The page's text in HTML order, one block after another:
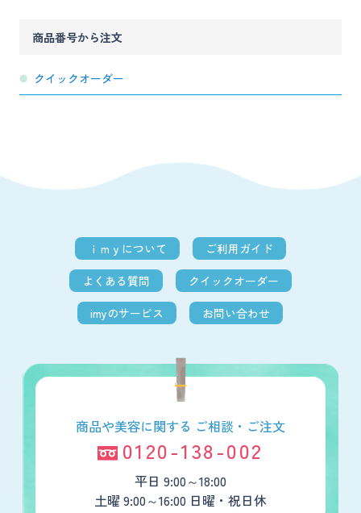
商品番号から注文
クイックオーダー
ｉｍｙについて ご利用ガイド
よくある質問 クイックオーダー
imyのサービス お問い合わせ
商品や美容に関する ご相談・ご注文
0120-138-002
平日 9:00～18:00
土曜 9:00～16:00 日曜・祝日休